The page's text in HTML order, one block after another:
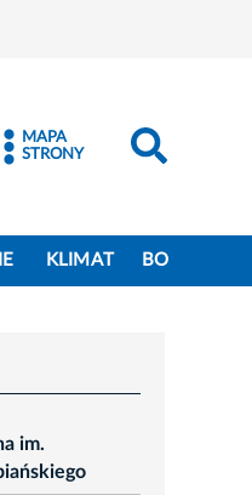
Instagram
- LinkedIn
MAPA
STRONY
KLIMAT BO
im.